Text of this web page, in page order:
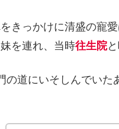
きっかけに清盛の寵
を連れ、当時往生院
の道にいそしんでいた